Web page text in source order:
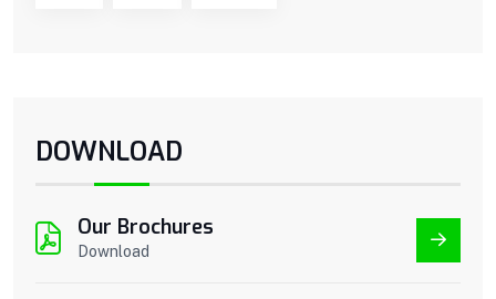
DOWNLOAD
Our Brochures
Download